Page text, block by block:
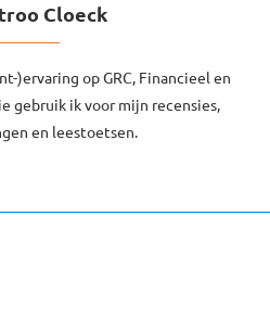
Cloeck
)ervaring op GRC, Financieel en
gebruik ik voor mijn recensies,
en leestoetsen.